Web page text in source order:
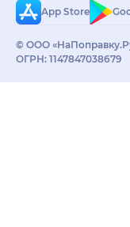
App Store
© ООО
ОГРН: 1147847038679